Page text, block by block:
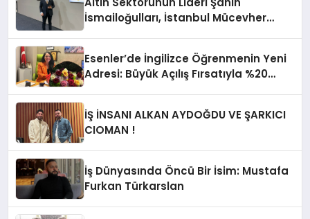
İsmailoğulları, İstanbul Mücevher
Esenler’de İngilizce Öğrenmenin Yeni
Adresi: Büyük Açılış Fırsatıyla %20
İŞ İNSANI ALKAN AYDOĞDU VE ŞARKICI
CIOMAN !
İş Dünyasında Öncü Bir İsim: Mustafa
Furkan Türkarslan